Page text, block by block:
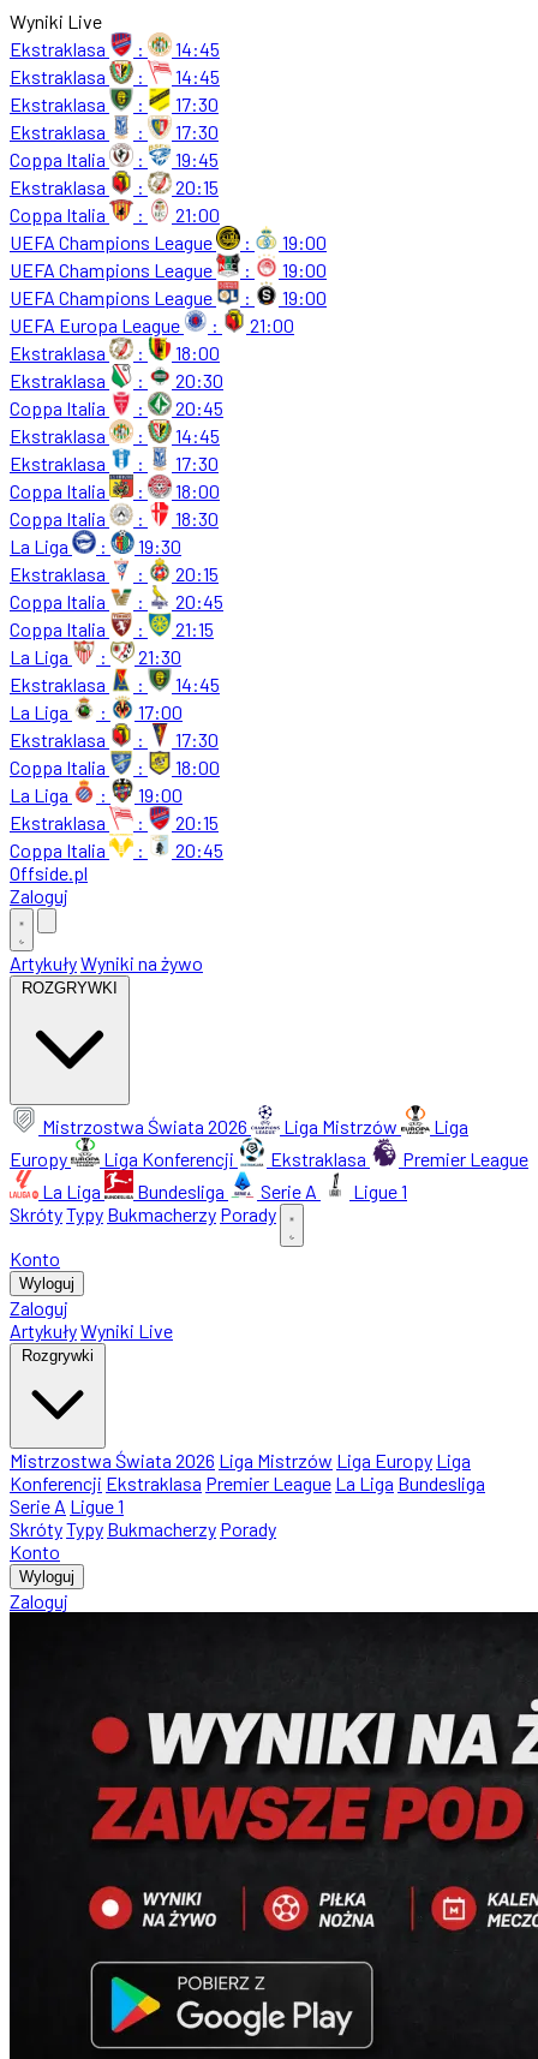
Wyniki Live
Ekstraklasa
:
14:45
Ekstraklasa
:
14:45
Ekstraklasa
:
17:30
Ekstraklasa
:
17:30
Coppa Italia
:
19:45
Ekstraklasa
:
20:15
Coppa Italia
:
21:00
UEFA Champions League
:
19:00
UEFA Champions League
:
19:00
UEFA Champions League
:
19:00
UEFA Europa League
:
21:00
Ekstraklasa
:
18:00
Ekstraklasa
:
20:30
Coppa Italia
:
20:45
Ekstraklasa
:
14:45
Ekstraklasa
:
17:30
Coppa Italia
:
18:00
Coppa Italia
:
18:30
La Liga
:
19:30
Ekstraklasa
:
20:15
Coppa Italia
:
20:45
Coppa Italia
:
21:15
La Liga
:
21:30
Ekstraklasa
:
14:45
La Liga
:
17:00
Ekstraklasa
:
17:30
Coppa Italia
:
18:00
La Liga
:
19:00
Ekstraklasa
:
20:15
Coppa Italia
:
20:45
Offside.pl
Zaloguj
ArtykułyWyniki na żywo
ROZGRYWKI
Mistrzostwa Świata 2026 Liga Mistrzów
Liga
Europy
Liga Konferencji Ekstraklasa
Premier League
La Liga
Bundesliga Serie A
Ligue 1
SkrótyTypy Bukmacherzy Porady
Konto
Wyloguj
Zaloguj
ArtykułyWyniki Live
Rozgrywki
Mistrzostwa Świata 2026 Liga Mistrzów Liga Europy Liga
Konferencji Ekstraklasa Premier League La Liga Bundesliga
Serie A Ligue 1
SkrótyTypy Bukmacherzy Porady
Konto
Wyloguj
Zaloguj